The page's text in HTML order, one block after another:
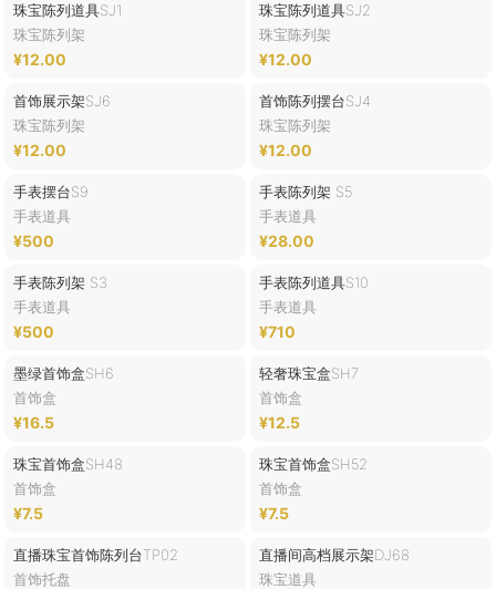
珠宝陈列道具SJ1
珠宝陈列架
¥12.00
珠宝陈列道具SJ2
珠宝陈列架
¥12.00
首饰展示架SJ6
珠宝陈列架
¥12.00
首饰陈列摆台SJ4
珠宝陈列架
¥12.00
手表摆台S9
手表道具
¥500
手表陈列架 S5
手表道具
¥28.00
手表陈列架 S3
手表道具
¥500
手表陈列道具S10
手表道具
¥710
墨绿首饰盒SH6
首饰盒
¥16.5
轻奢珠宝盒SH7
首饰盒
¥12.5
珠宝首饰盒SH48
首饰盒
¥7.5
珠宝首饰盒SH52
首饰盒
¥7.5
直播珠宝首饰陈列台TP02
首饰托盘
直播间高档展示架DJ68
珠宝道具